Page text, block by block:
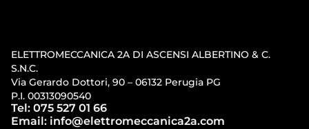
ELETTROMECCANICA 2A DI ASCENSI ALBERTINO & C.
S.N.C.
Via Gerardo Dottori, 90 – 06132 Perugia PG
P.I. 00313090540
Tel: 075 527 01 66
Email: info@elettromeccanica2a.com